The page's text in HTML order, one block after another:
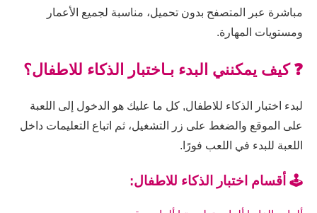
مباشرة عبر المتصفح بدون تحميل، مناسبة لجميع الأعمار
ومستويات المهارة.
❓ كيف يمكنني البدء بـاختبار الذكاء للاطفال؟
لبدء اختبار الذكاء للاطفال, كل ما عليك هو الدخول إلى اللعبة
على الموقع والضغط على زر التشغيل، ثم اتباع التعليمات داخل
اللعبة للبدء في اللعب فورًا.
🕹️ أقسام اختبار الذكاء للاطفال: